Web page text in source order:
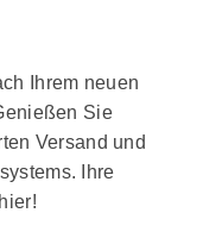
Ihrem neuen
Sie
Versand und
Ihre